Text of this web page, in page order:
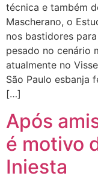
técnica e também
Mascherano, o
nos bastidores
pesado no cenário
atualmente no
São Paulo esbanja
[…]
Após
é motivo
Iniesta